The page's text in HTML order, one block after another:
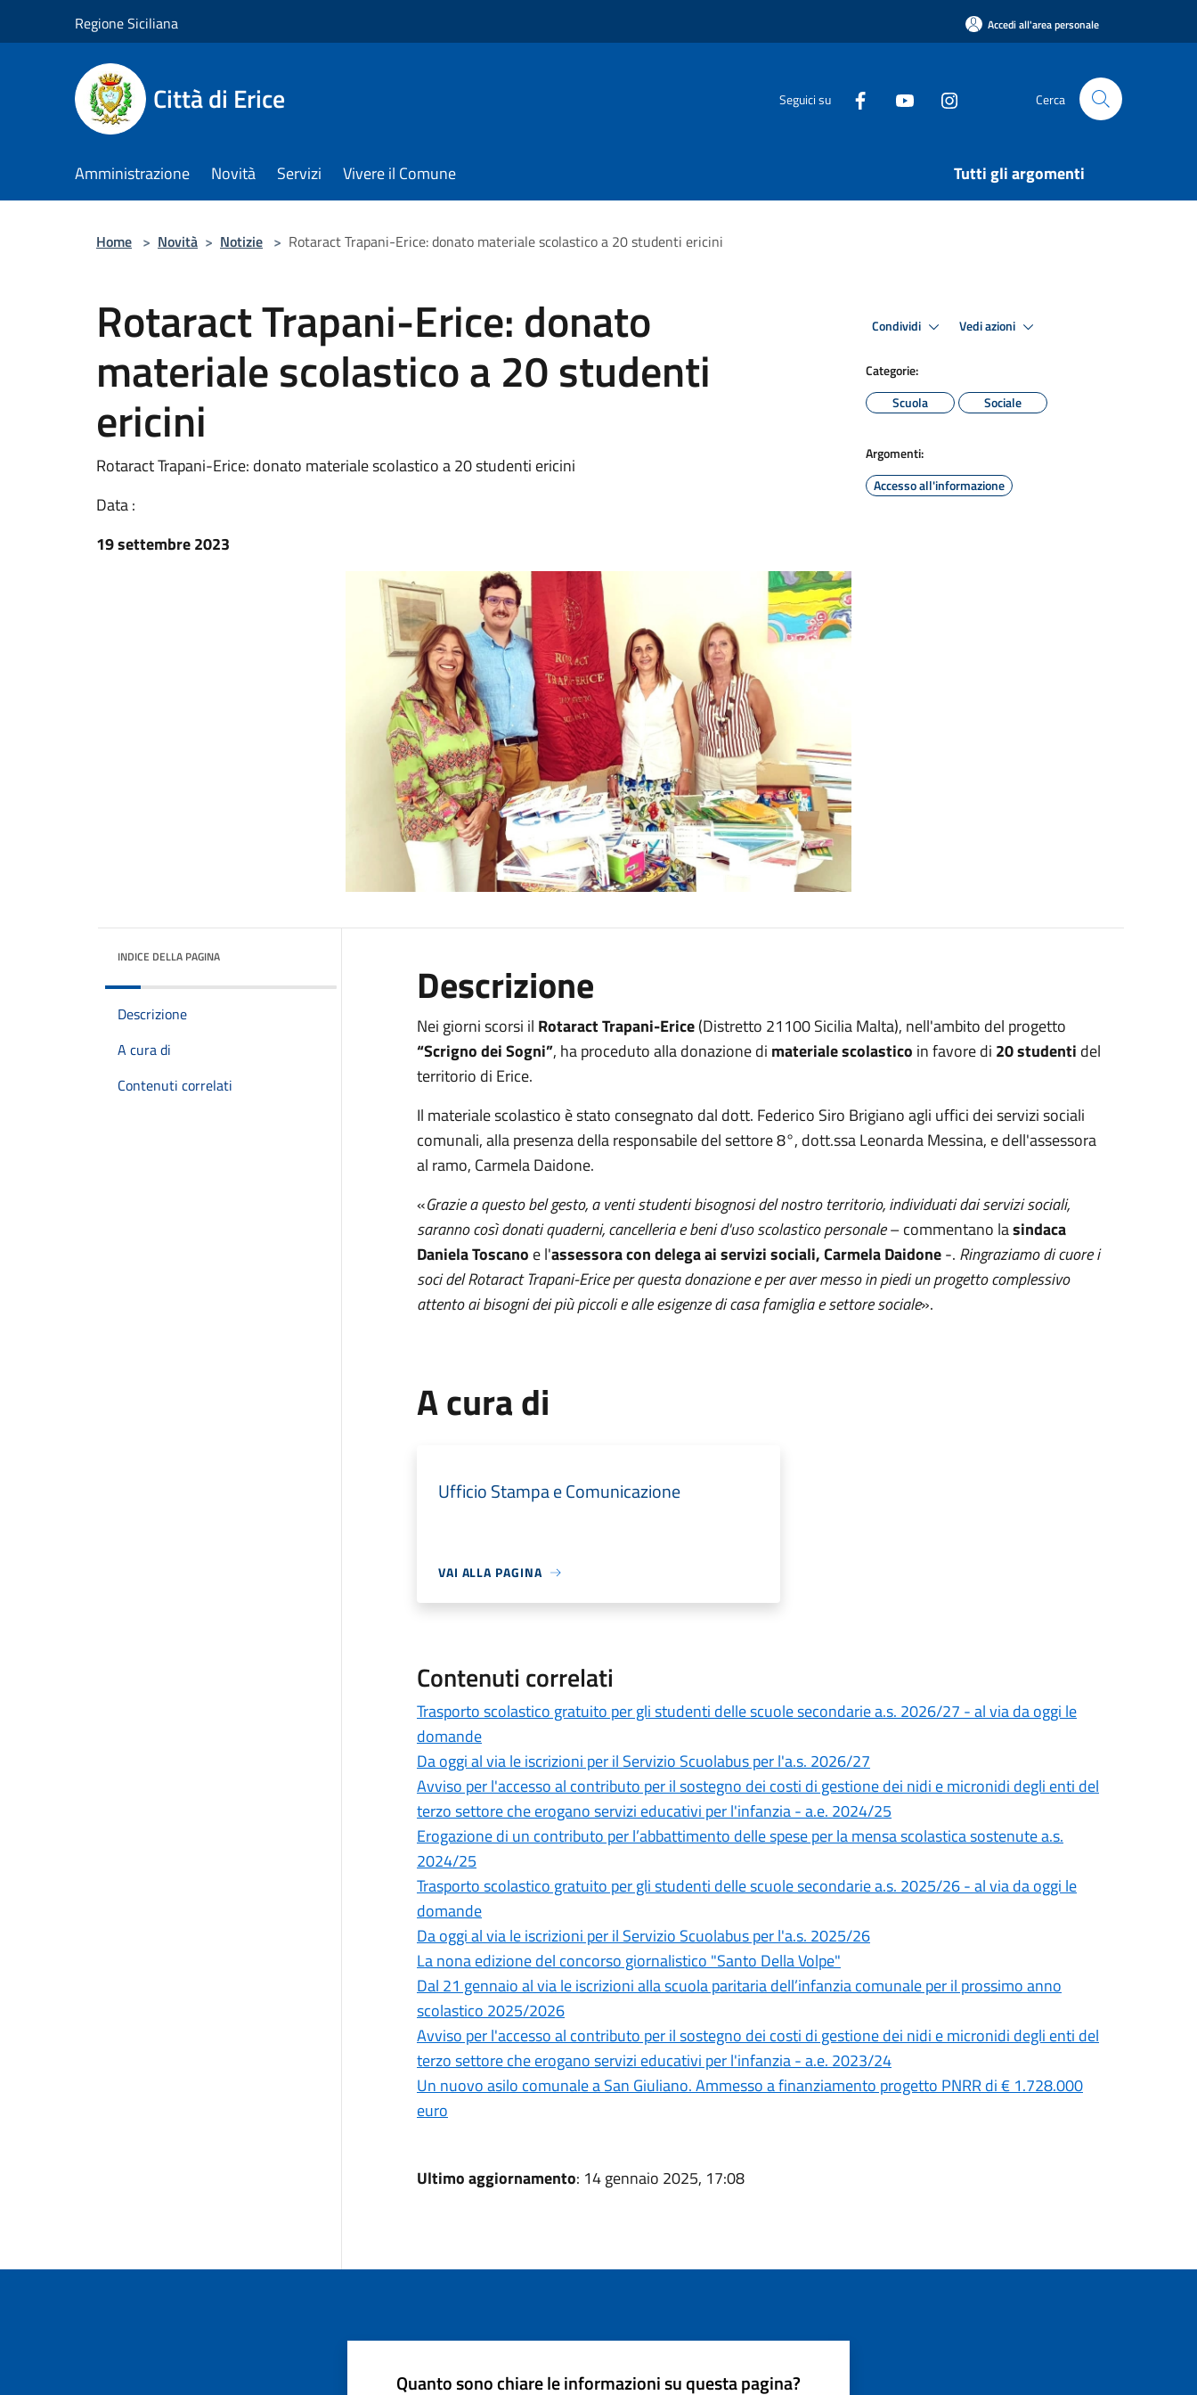
Regione Siciliana Accedi all'area personale
Città di Erice Seguici su Cerca
Amministrazione Novità Servizi Vivere il Comune Tutti gli argomenti
Home > Novità > Notizie > Rotaract Trapani-Erice: donato materiale scolastico a 20 studenti ericini
Rotaract Trapani-Erice: donato
materiale scolastico a 20 studenti
ericini
Rotaract Trapani-Erice: donato materiale scolastico a 20 studenti ericini
Data :
19 settembre 2023
Condividi Vedi azioni
Categorie:
Scuola
Sociale
Argomenti:
Accesso all'informazione
INDICE DELLA PAGINA
Descrizione
A cura di
Contenuti correlati
Descrizione
Nei giorni scorsi il Rotaract Trapani-Erice(Distretto 21100 Sicilia Malta), nell'ambito del progetto
“Scrigno dei Sogni”, ha proceduto alla donazione di materiale scolastico in favore di 20 studenti del
territorio di Erice.
Il materiale scolastico è stato consegnato dal dott. Federico Siro Brigiano agli uffici dei servizi sociali
comunali, alla presenza della responsabile del settore 8°, dott.ssa Leonarda Messina, e dell'assessora
al ramo, Carmela Daidone.
«Grazie a questo bel gesto, a venti studenti bisognosi del nostro territorio, individuati dai servizi sociali,
saranno così donati quaderni, cancelleria e beni d'uso scolastico personale– commentano lasindaca
Daniela Toscano e l'assessora con delega ai servizi sociali, Carmela Daidone-. Ringraziamo di cuore i
soci del Rotaract Trapani-Erice per questa donazione e per aver messo in piedi un progetto complessivo
attento ai bisogni dei più piccoli e alle esigenze di casa famiglia e settore sociale».
A cura di
Ufficio Stampa e Comunicazione
VAI ALLA PAGINA
Contenuti correlati
Trasporto scolastico gratuito per gli studenti delle scuole secondarie a.s. 2026/27 - al via da oggi le
domande
Da oggi al via le iscrizioni per il Servizio Scuolabus per l'a.s. 2026/27
Avviso per l'accesso al contributo per il sostegno dei costi di gestione dei nidi e micronidi degli enti del
terzo settore che erogano servizi educativi per l'infanzia - a.e. 2024/25
Erogazione di un contributo per l’abbattimento delle spese per la mensa scolastica sostenute a.s.
2024/25
Trasporto scolastico gratuito per gli studenti delle scuole secondarie a.s. 2025/26 - al via da oggi le
domande
Da oggi al via le iscrizioni per il Servizio Scuolabus per l'a.s. 2025/26
La nona edizione del concorso giornalistico "Santo Della Volpe"
Dal 21 gennaio al via le iscrizioni alla scuola paritaria dell’infanzia comunale per il prossimo anno
scolastico 2025/2026
Avviso per l'accesso al contributo per il sostegno dei costi di gestione dei nidi e micronidi degli enti del
terzo settore che erogano servizi educativi per l'infanzia - a.e. 2023/24
Un nuovo asilo comunale a San Giuliano. Ammesso a finanziamento progetto PNRR di € 1.728.000
euro
Ultimo aggiornamento: 14 gennaio 2025, 17:08
Quanto sono chiare le informazioni su questa pagina?